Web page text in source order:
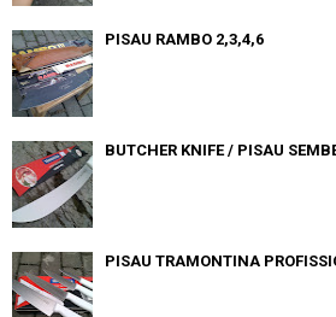
PISAU RAMBO 2,3,4,6
BUTCHER KNIFE / PISAU
PISAU TRAMONTINA